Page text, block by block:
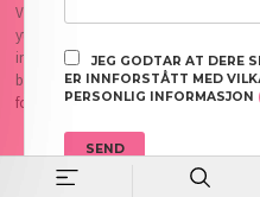
Vår nettbutikk bruker cookies slik at
yte deg bedre service. Vi bruker
innloggingsdetaljer og huske hva du
bruke siden som normalt om du
for cookies.
JEG GODTAR AT DERE
ER INNFORSTÅTT MED
PERSONLIG INFORMASJON